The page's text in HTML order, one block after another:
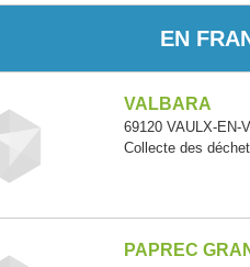
EN
VALBARA
69120 VAULX-EN-
Collecte des
PAPREC